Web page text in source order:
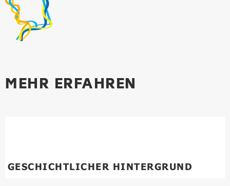
MEHR ERFAHREN
GESCHICHTLICHER HINTERGRUND